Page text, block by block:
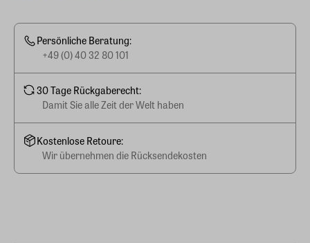
Persönliche Beratung:
+49 (0) 40 32 80 101
30 Tage Rückgaberecht:
Damit Sie alle Zeit der Welt haben
Kostenlose Retoure:
Wir übernehmen die Rücksendekosten